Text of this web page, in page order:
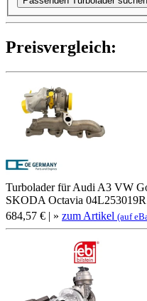
Preis­ver­gleich:
Turbolader für Audi A3 VW
SKODA Octavia 04L253019R
684,57 € | » zum Artikel (auf